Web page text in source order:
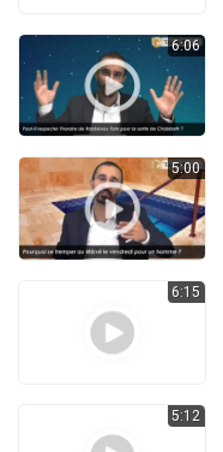
6:06
5:00
6:15
5:12